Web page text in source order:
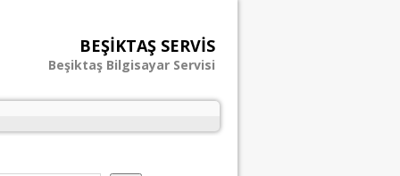
BEŞIKTAŞ SERVIS
Beşiktaş Bilgisayar Servisi